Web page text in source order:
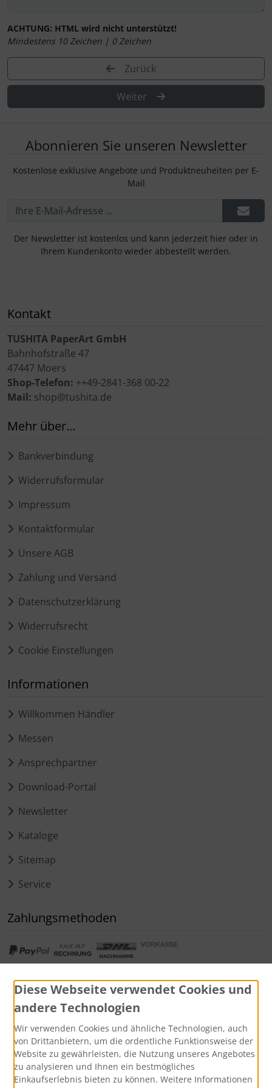
ACHTUNG: HTML wird nicht unterstützt!
Mindestens 10 Zeichen | 0Zeichen
Zurück
Weiter
Abonnieren Sie unseren Newsletter
Kostenlose exklusive Angebote und Produktneuheiten per E-
Mail
Der Newsletter ist kostenlos und kann jederzeit hier oder in
Ihrem Kundenkonto wieder abbestellt werden.
Kontakt
TUSHITA PaperArt GmbH
Bahnhofstraße 47
47447 Moers
Shop-Telefon: ++49-2841-368 00-22
Mail: shop@tushita.de
Mehr über...
Bankverbindung
Widerrufsformular
Impressum
Kontaktformular
Unsere AGB
Zahlung und Versand
Datenschutzerklärung
Widerrufsrecht
Cookie Einstellungen
Informationen
Willkommen Händler
Messen
Ansprechpartner
Download-Portal
Newsletter
Kataloge
Sitemap
Service
Zahlungsmethoden
Diese Webseite verwendet Cookies und
andere Technologien
Wir verwenden Cookies und ähnliche Technologien, auch
von Drittanbietern, um die ordentliche Funktionsweise der
Website zu gewährleisten, die Nutzung unseres Angebotes
zu analysieren und Ihnen ein bestmögliches
Einkaufserlebnis bieten zu können. Weitere Informationen